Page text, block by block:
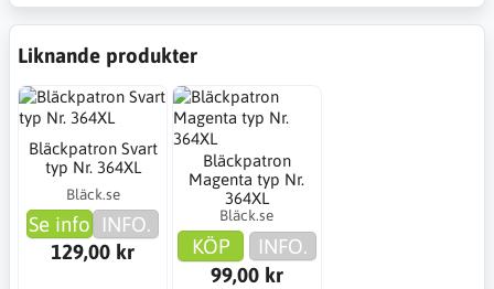
Liknande produkter
Bläckpatron Svart
typ Nr. 364XL
Bläck.se
Se info INFO.
129,00 kr
Bläckpatron
Magenta typ Nr.
364XL
Bläck.se
KÖP
INFO.
99,00 kr